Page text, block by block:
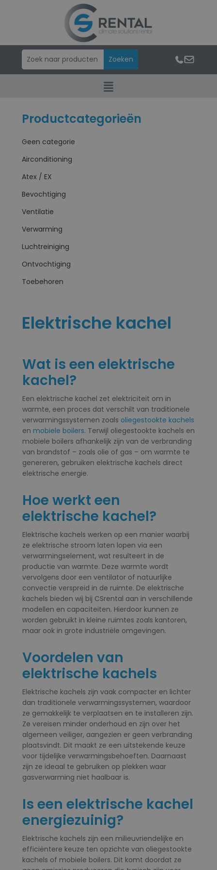
Productcategorieën
Geen categorie
Airconditioning
Atex / EX
Bevochtiging
Ventilatie
Verwarming
Luchtreiniging
Ontvochtiging
Toebehoren
Elektrische kachel
Wat is een elektrische
kachel?
Een elektrische kachel zet elektriciteit om in
warmte, een proces dat verschilt van traditionele
verwarmingssystemen zoals oliegestookte kachels
en mobiele boilers. Terwijl oliegestookte kachels en
mobiele boilers afhankelijk zijn van de verbranding
van brandstof – zoals olie of gas – om warmte te
genereren, gebruiken elektrische kachels direct
elektrische energie.
Hoe werkt een
elektrische kachel?
Elektrische kachels werken op een manier waarbij
ze elektrische stroom laten lopen via een
verwarmingselement, wat resulteert in de
productie van warmte. Deze warmte wordt
vervolgens door een ventilator of natuurlijke
convectie verspreid in de ruimte. De elektrische
kachels bieden wij bij CSrental aan in verschillende
modellen en capaciteiten. Hierdoor kunnen ze
worden gebruikt in kleine ruimtes zoals kantoren,
maar ook in grote industriële omgevingen.
Voordelen van
elektrische kachels
Elektrische kachels zijn vaak compacter en lichter
dan traditionele verwarmingssystemen, waardoor
ze gemakkelijk te verplaatsen en te installeren zijn.
Ze vereisen minder onderhoud en zijn over het
algemeen veiliger, aangezien er geen verbranding
plaatsvindt. Dit maakt ze een uitstekende keuze
voor tijdelijke verwarmingsbehoeften. Daarnaast
zijn ze ideaal te gebruiken op plekken waar
gasverwarming niet haalbaar is.
Is een elektrische kachel
energiezuinig?
Elektrische kachels zijn een milieuvriendelijke en
efficiëntere keuze ten opzichte van oliegestookte
kachels of mobiele boilers. Dit komt doordat ze